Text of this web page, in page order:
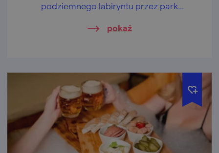
podziemnego labiryntu przez park
niebiański nektar.
pokaż